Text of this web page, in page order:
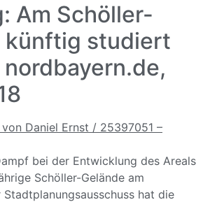
Am Schöller-
künftig studiert
bei der Entwicklung des Areals
Schöller-Gelände am
hat die